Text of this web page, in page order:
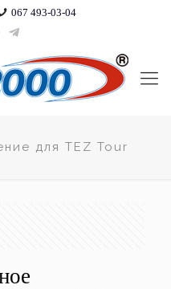
067 493-03-04
для TEZ Tour